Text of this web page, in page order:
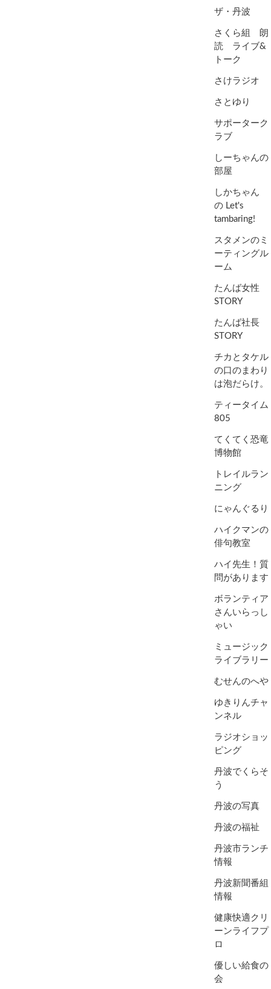
ザ・丹波
さくら組 朗
読 ライブ&
トーク
さけラジオ
さとゆり
サポーターク
ラブ
しーちゃんの
部屋
しかちゃん
の Let's
tambaring!
スタメンのミ
ーティングル
ーム
たんば女性
STORY
たんば社長
STORY
チカとタケル
の口のまわり
は泡だらけ。
ティータイム
805
てくてく恐竜
博物館
トレイルラン
ニング
にゃんぐるり
ハイクマンの
俳句教室
ハイ先生！質
問があります
ボランティア
さんいらっし
ゃい
ミュージック
ライブラリー
むせんのへや
ゆきりんチャ
ンネル
ラジオショッ
ピング
丹波でくらそ
う
丹波の写真
丹波の福祉
丹波市ランチ
情報
丹波新聞番組
情報
健康快適クリ
ーンライフプ
ロ
優しい給食の
会